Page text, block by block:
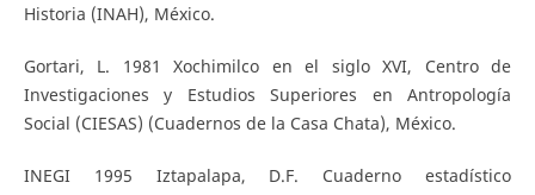
Historia (INAH), México.
Gortari, L. 1981 Xochimilco en el siglo XVI, Centro de
Investigaciones y Estudios Superiores en Antropología
Social (CIESAS) (Cuadernos de la Casa Chata), México.
INEGI 1995 Iztapalapa, D.F. Cuaderno estadístico